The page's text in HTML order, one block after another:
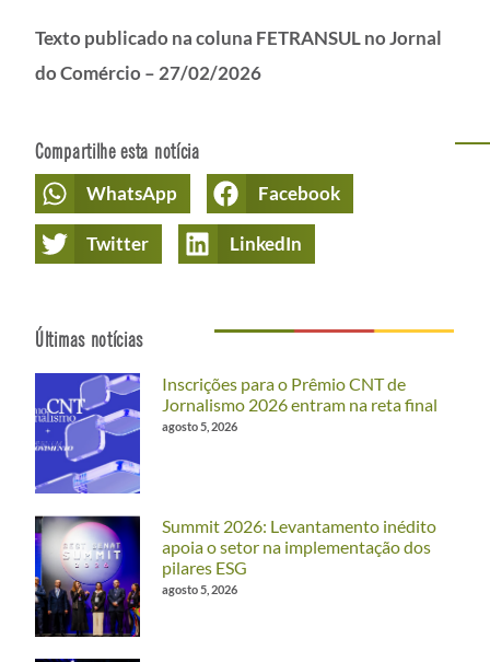
Últimas notícias
Inscrições para o Prêmio CNT de
Jornalismo 2026 entram na reta final
agosto 5, 2026
Summit 2026: Levantamento inédito
apoia o setor na implementação dos
pilares ESG
agosto 5, 2026
Texto publicado na coluna FETRANSUL no Jornal
do Comércio – 27/02/2026
Compartilhe esta notícia
WhatsApp Facebook
Twitter LinkedIn